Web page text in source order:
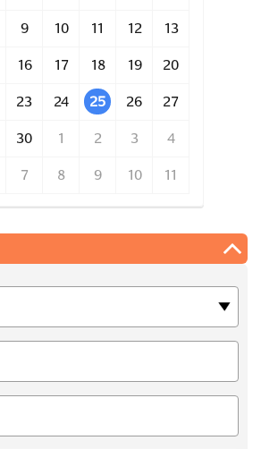
9 10 11 12 13
16 17 18 19 20
23 24 25 26 27
30 1 2 3 4
7 8 9 10 11